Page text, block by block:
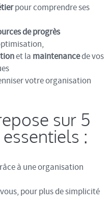
pour comprendre ses
de progrès
et la maintenancede vos
votre organisation
sur 5
:
à une organisation
pour plus de simplicité